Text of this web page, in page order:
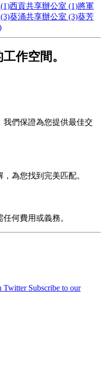
西貢共享辦公室 (1)將軍
葵涌共享辦公室 (3)葵芳
作空間。
們保證為您提供最佳交
為您找到完美匹配。
何費用或義務。
Twitter Subscribe to our